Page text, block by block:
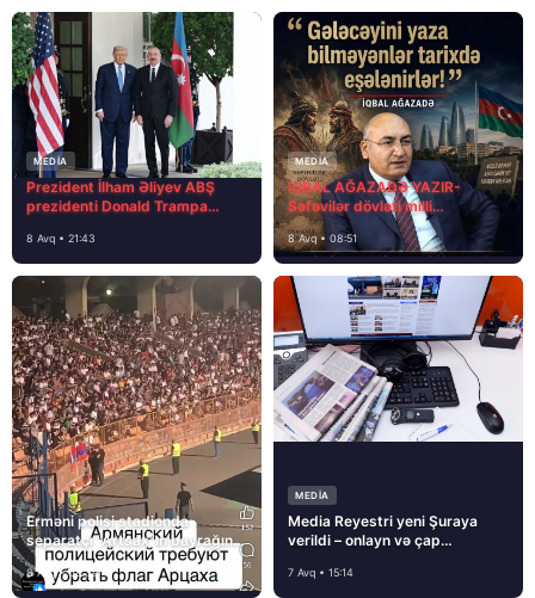
MEDİA
Prezident İlham Əliyev ABŞ
prezidenti Donald Trampa
8 Avq • 21:43
MEDİA
İQBAL AĞAZADƏ YAZIR-
Səfəvilər dövləti milli
dövlətdirmi?
8 Avq • 08:51
Erməni polisi stadionda
separatçı “Artsax”ın bayrağını
müsadirə etdi və…
8 Avq • 08:39
MEDİA
Media Reyestri yeni Şuraya
verildi – onlayn və çap
7 Avq • 15:14